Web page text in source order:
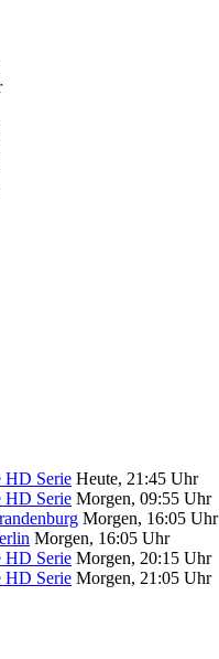
HD Serie Heute, 21:45 Uhr
HD Serie Morgen, 09:55 Uhr
Morgen, 16:05 Uhr
Morgen, 16:05 Uhr
HD Serie Morgen, 20:15 Uhr
HD Serie Morgen, 21:05 Uhr